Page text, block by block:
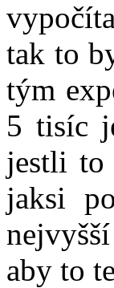
tak to
tým
5 tisíc
jestli to
jaksi
aby to